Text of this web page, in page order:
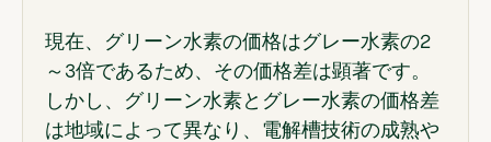
現在、グリーン水素の価格はグレー水素の2
～3倍であるため、その価格差は顕著です。
しかし、グリーン水素とグレー水素の価格差
は地域によって異なり、電解槽技術の成熟や